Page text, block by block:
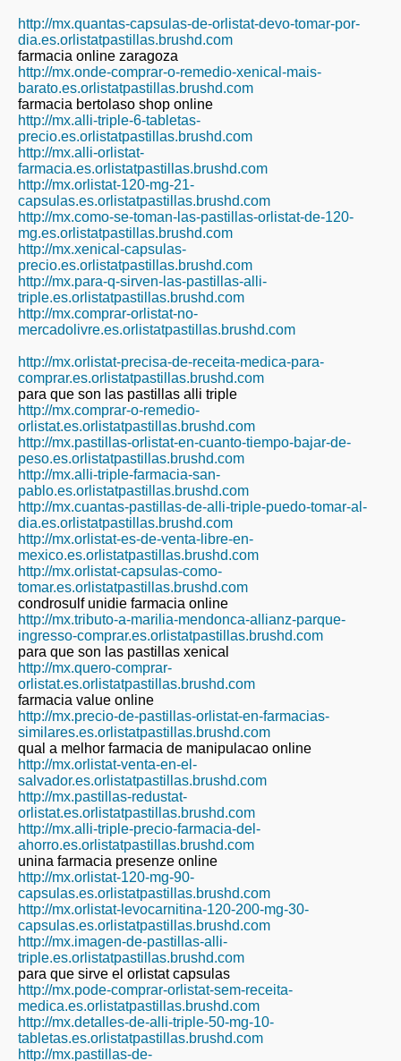
http://mx.quantas-capsulas-de-orlistat-devo-tomar-por-
dia.es.orlistatpastillas.brushd.com
farmacia online zaragoza
http://mx.onde-comprar-o-remedio-xenical-mais-
barato.es.orlistatpastillas.brushd.com
farmacia bertolaso shop online
http://mx.alli-triple-6-tabletas-
precio.es.orlistatpastillas.brushd.com
http://mx.alli-orlistat-
farmacia.es.orlistatpastillas.brushd.com
http://mx.orlistat-120-mg-21-
capsulas.es.orlistatpastillas.brushd.com
http://mx.como-se-toman-las-pastillas-orlistat-de-120-
mg.es.orlistatpastillas.brushd.com
http://mx.xenical-capsulas-
precio.es.orlistatpastillas.brushd.com
http://mx.para-q-sirven-las-pastillas-alli-
triple.es.orlistatpastillas.brushd.com
http://mx.comprar-orlistat-no-
mercadolivre.es.orlistatpastillas.brushd.com
http://mx.orlistat-precisa-de-receita-medica-para-
comprar.es.orlistatpastillas.brushd.com
para que son las pastillas alli triple
http://mx.comprar-o-remedio-
orlistat.es.orlistatpastillas.brushd.com
http://mx.pastillas-orlistat-en-cuanto-tiempo-bajar-de-
peso.es.orlistatpastillas.brushd.com
http://mx.alli-triple-farmacia-san-
pablo.es.orlistatpastillas.brushd.com
http://mx.cuantas-pastillas-de-alli-triple-puedo-tomar-al-
dia.es.orlistatpastillas.brushd.com
http://mx.orlistat-es-de-venta-libre-en-
mexico.es.orlistatpastillas.brushd.com
http://mx.orlistat-capsulas-como-
tomar.es.orlistatpastillas.brushd.com
condrosulf unidie farmacia online
http://mx.tributo-a-marilia-mendonca-allianz-parque-
ingresso-comprar.es.orlistatpastillas.brushd.com
para que son las pastillas xenical
http://mx.quero-comprar-
orlistat.es.orlistatpastillas.brushd.com
farmacia value online
http://mx.precio-de-pastillas-orlistat-en-farmacias-
similares.es.orlistatpastillas.brushd.com
qual a melhor farmacia de manipulacao online
http://mx.orlistat-venta-en-el-
salvador.es.orlistatpastillas.brushd.com
http://mx.pastillas-redustat-
orlistat.es.orlistatpastillas.brushd.com
http://mx.alli-triple-precio-farmacia-del-
ahorro.es.orlistatpastillas.brushd.com
unina farmacia presenze online
http://mx.orlistat-120-mg-90-
capsulas.es.orlistatpastillas.brushd.com
http://mx.orlistat-levocarnitina-120-200-mg-30-
capsulas.es.orlistatpastillas.brushd.com
http://mx.imagen-de-pastillas-alli-
triple.es.orlistatpastillas.brushd.com
para que sirve el orlistat capsulas
http://mx.pode-comprar-orlistat-sem-receita-
medica.es.orlistatpastillas.brushd.com
http://mx.detalles-de-alli-triple-50-mg-10-
tabletas.es.orlistatpastillas.brushd.com
http://mx.pastillas-de-